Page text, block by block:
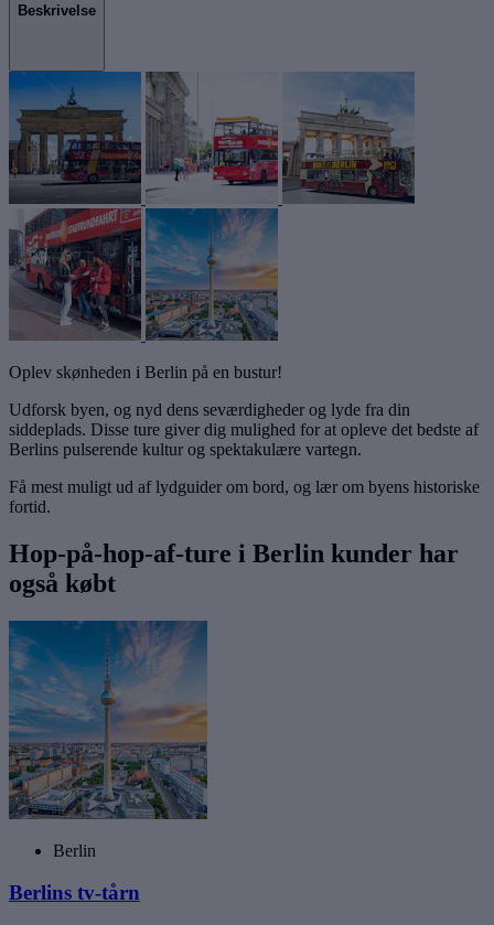
Beskrivelse
Oplev skønheden i Berlin på en bustur!
Udforsk byen, og nyd dens seværdigheder og lyde fra din
siddeplads. Disse ture giver dig mulighed for at opleve det bedste af
Berlins pulserende kultur og spektakulære vartegn.
Få mest muligt ud af lydguider om bord, og lær om byens historiske
fortid.
Hop-på-hop-af-ture i Berlin kunder har
også købt
Berlin
Berlins tv-tårn